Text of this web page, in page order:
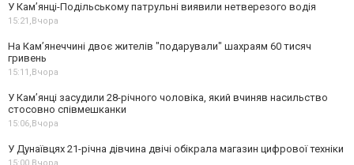
У Кам’янці-Подільському патрульні виявили нетверезого водія
15:21, Вчора
На Камʼянеччині двоє жителів "подарували" шахраям 60 тисяч
гривень
15:11, Вчора
У Камʼянці засудили 28-річного чоловіка, який вчиняв насильство
стосовно співмешканки
15:06, Вчора
У Дунаївцях 21-річна дівчина двічі обікрала магазин цифрової техніки